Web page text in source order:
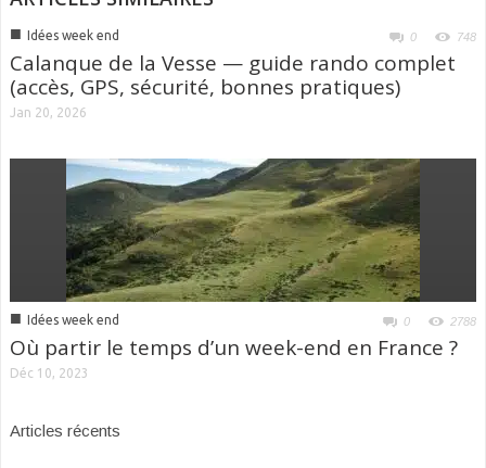
■ Idées week end 0 748
Calanque de la Vesse — guide rando complet
(accès, GPS, sécurité, bonnes pratiques)
Jan 20, 2026
■ Idées week end 0 2788
Où partir le temps d’un week-end en France ?
Déc 10, 2023
Articles récents